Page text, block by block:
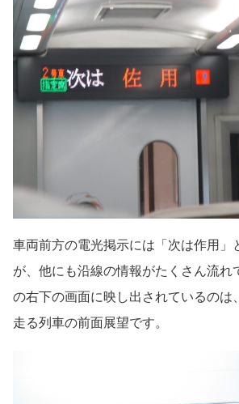
車両前方の電光掲示には「次は作用」
が、他にも沿線の情報がたくさん流れ
の右下の画面に映し出されているのは
走る列車の前面展望です。